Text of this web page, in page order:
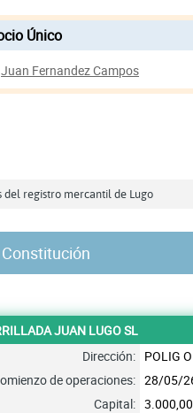
Único
Juan Fernandez Campos
del registro mercantil de Lugo
Constitución
JUAN LUGO SL
Dirección: POLIG
de operaciones: 28/05/
Capital: